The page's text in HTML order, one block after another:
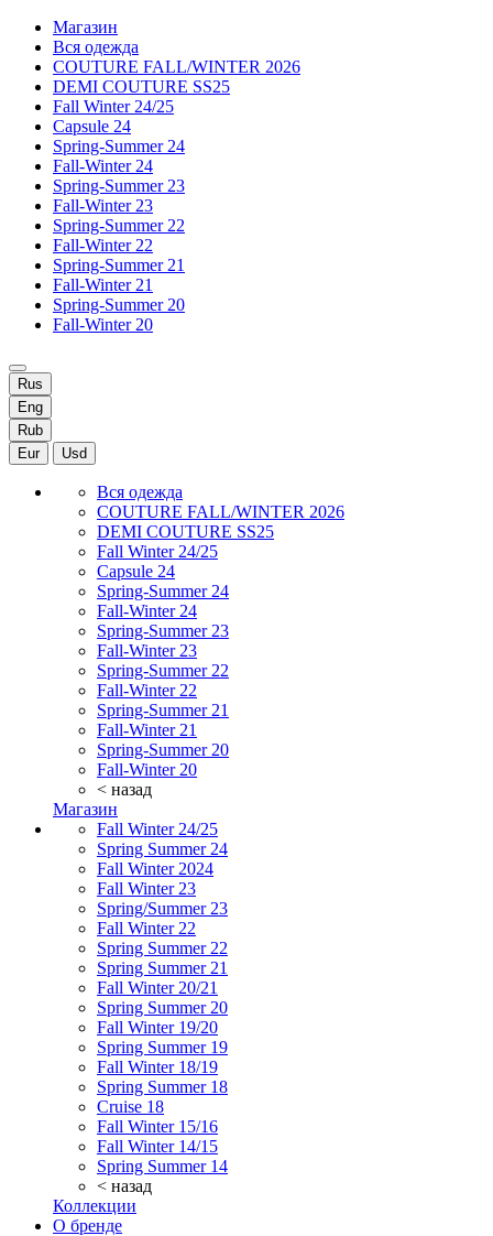
Магазин
Вся одежда
COUTURE FALL/WINTER 2026
DEMI COUTURE SS25
Fall Winter 24/25
Capsule 24
Spring-Summer 24
Fall-Winter 24
Spring-Summer 23
Fall-Winter 23
Spring-Summer 22
Fall-Winter 22
Spring-Summer 21
Fall-Winter 21
Spring-Summer 20
Fall-Winter 20
Rus
Eng
Rub
Eur
Usd
Вся одежда
COUTURE FALL/WINTER 2026
DEMI COUTURE SS25
Fall Winter 24/25
Capsule 24
Spring-Summer 24
Fall-Winter 24
Spring-Summer 23
Fall-Winter 23
Spring-Summer 22
Fall-Winter 22
Spring-Summer 21
Fall-Winter 21
Spring-Summer 20
Fall-Winter 20
< назад
Магазин
Fall Winter 24/25
Spring Summer 24
Fall Winter 2024
Fall Winter 23
Spring/Summer 23
Fall Winter 22
Spring Summer 22
Spring Summer 21
Fall Winter 20/21
Spring Summer 20
Fall Winter 19/20
Spring Summer 19
Fall Winter 18/19
Spring Summer 18
Cruise 18
Fall Winter 15/16
Fall Winter 14/15
Spring Summer 14
< назад
Коллекции
О бренде